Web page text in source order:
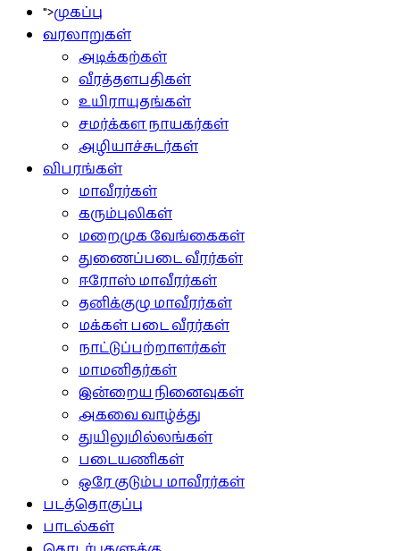
">முகப்பு
வரலாறுகள்
அடிக்கற்கள்
வீரத்தளபதிகள்
உயிராயுதங்கள்
சமர்க்கள நாயகர்கள்
அழியாச்சுடர்கள்
விபரங்கள்
மாவீரர்கள்
கரும்புலிகள்
மறைமுக வேங்கைகள்
துணைப்படை வீரர்கள்
ஈரோஸ் மாவீரர்கள்
தனிக்குழு மாவீரர்கள்
மக்கள் படை வீரர்கள்
நாட்டுப்பற்றாளர்கள்
மாமனிதர்கள்
இன்றைய நினைவுகள்
அகவை வாழ்த்து
துயிலுமில்லங்கள்
படையணிகள்
ஒரே குடும்ப மாவீரர்கள்
படத்தொகுப்பு
பாடல்கள்